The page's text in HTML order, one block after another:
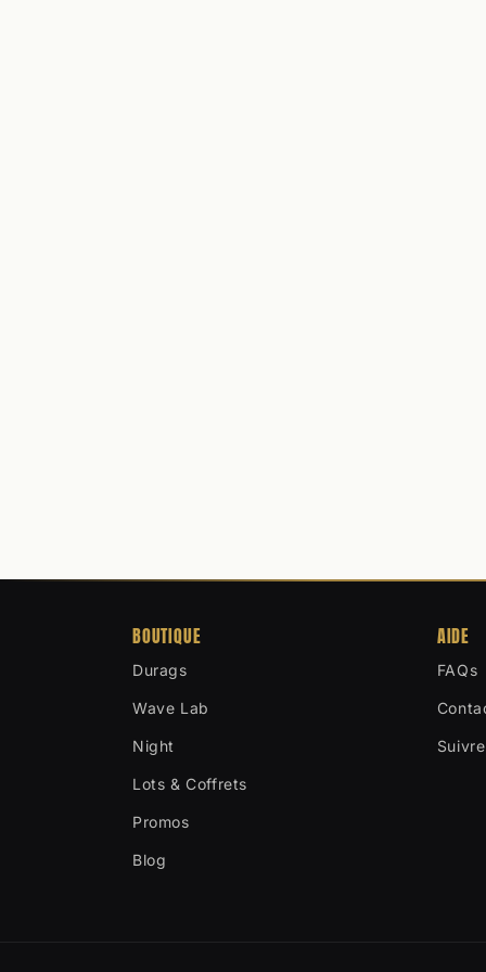
BOUTIQUE
Durags
Wave Lab
Night
Lots & Coffrets
Promos
Blog
AIDE
FAQs